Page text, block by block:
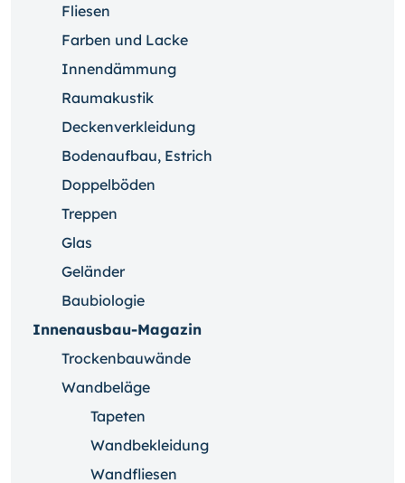
Fliesen
Farben und Lacke
Innendämmung
Raumakustik
Deckenverkleidung
Bodenaufbau, Estrich
Doppelböden
Treppen
Glas
Geländer
Baubiologie
Innenausbau-Magazin
Trockenbauwände
Wandbeläge
Tapeten
Wandbekleidung
Wandfliesen